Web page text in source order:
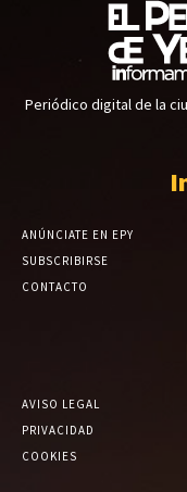
Periódico digital de la
ANÚNCIATE EN EPY
SUBSCRIBIRSE
CONTACTO
AVISO LEGAL
PRIVACIDAD
COOKIES